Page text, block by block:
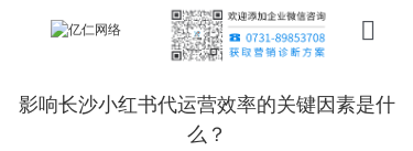
影响长沙小红书代运营效率的关键因素是什
么？